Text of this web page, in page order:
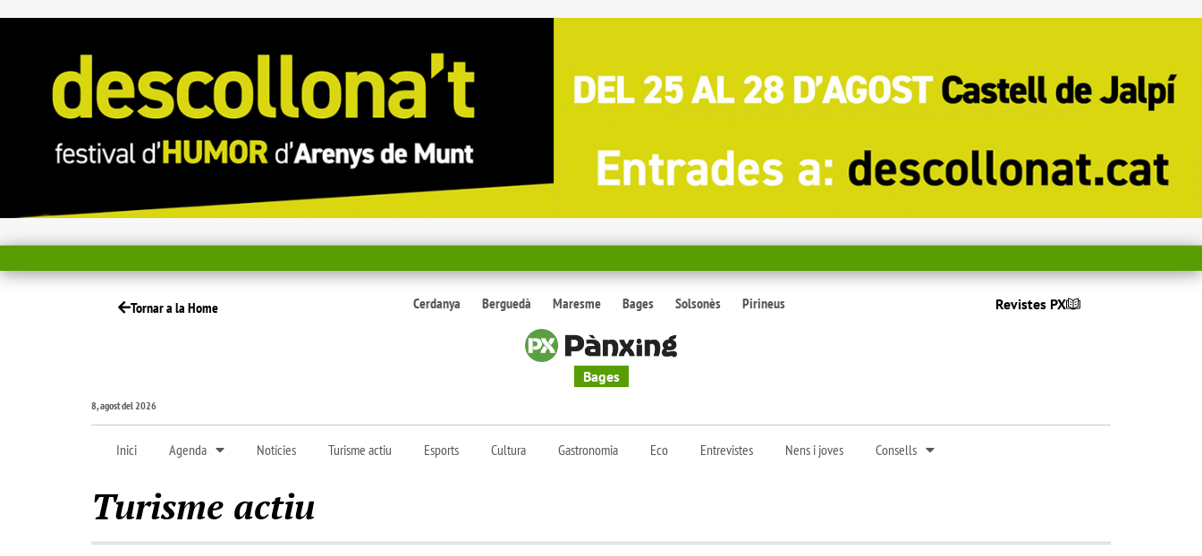
Tornar a la Home Cerdanya Berguedà Maresme Bages Solsonès Pirineus Revistes PX
Bages
8, agost del 2026
Inici Agenda Notícies Turisme actiu Esports Cultura Gastronomia Eco Entrevistes Nens i joves Consells
Turisme actiu